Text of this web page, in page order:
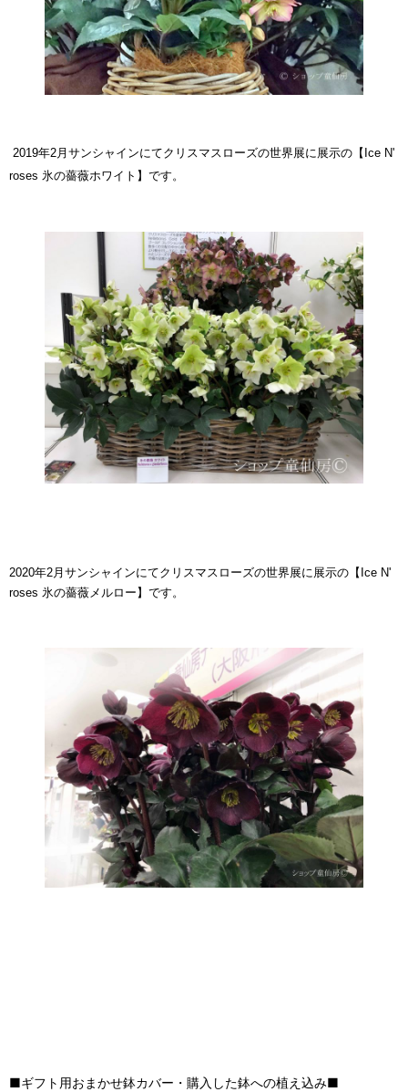
2019年2月サンシャインにてクリスマスローズの世界展に展示の 【Ice N'
roses 氷の薔薇ホワイト】 です。
2020年2月サンシャインにてクリスマスローズの世界展に展示の【Ice N'
roses 氷の薔薇メルロー】です。
■ギフト用おまかせ鉢カバー・購入した鉢への植え込み■